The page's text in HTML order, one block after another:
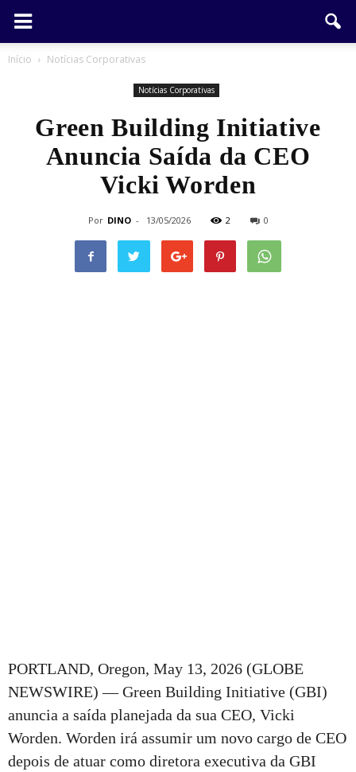
Início Notícias Corporativas
Notícias Corporativas
Green Building Initiative
Anuncia Saída da CEO
Vicki Worden
Por DINO - 13/05/2026 2 0
PORTLAND, Oregon, May 13, 2026 (GLOBE
NEWSWIRE) — Green Building Initiative (GBI)
anuncia a saída planejada da sua CEO, Vicki
Worden. Worden irá assumir um novo cargo de CEO
depois de atuar como diretora executiva da GBI